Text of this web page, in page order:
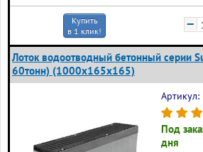
Купить
в 1 клик!
−
Лоток водоотводный бетонный серии
60тонн) (1000x165x165)
Артикул:
Под
дня